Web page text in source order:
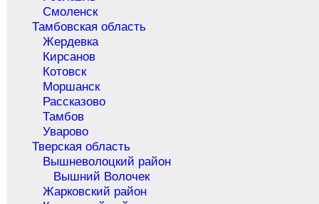
Смоленск
Тамбовская область
Жердевка
Кирсанов
Котовск
Моршанск
Рассказово
Тамбов
Уварово
Тверская область
Вышневолоцкий район
Вышний Волочек
Жарковский район